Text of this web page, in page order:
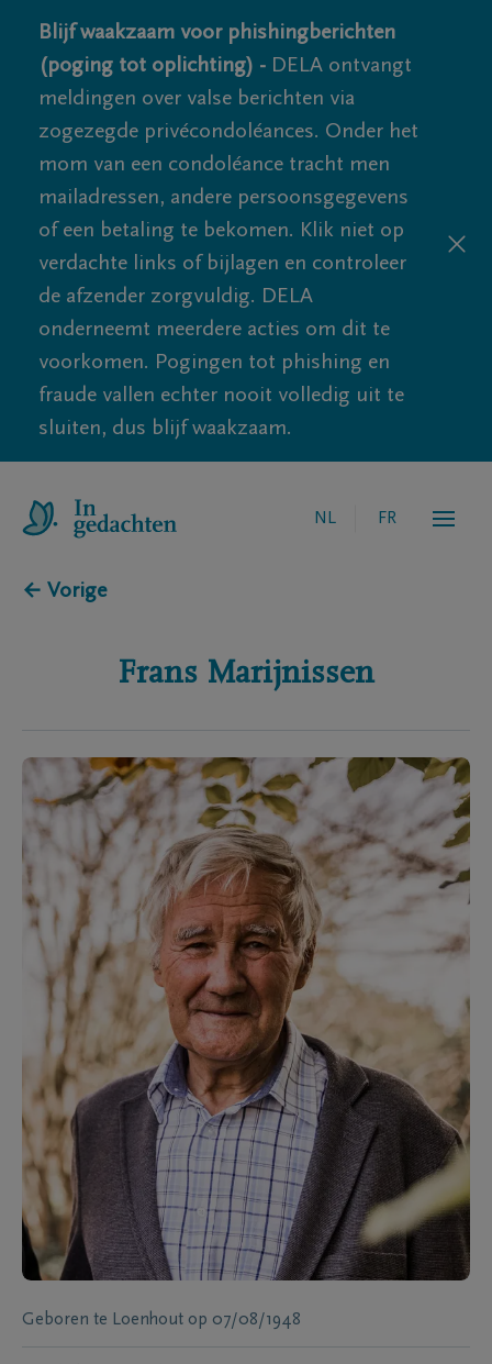
Blijf waakzaam voor phishingberichten
(poging tot oplichting) - DELA ontvangt
meldingen over valse berichten via
zogezegde privécondoléances. Onder het
mom van een condoléance tracht men
mailadressen, andere persoonsgegevens
of een betaling te bekomen. Klik niet op
verdachte links of bijlagen en controleer
de afzender zorgvuldig. DELA
onderneemt meerdere acties om dit te
voorkomen. Pogingen tot phishing en
fraude vallen echter nooit volledig uit te
sluiten, dus blijf waakzaam.
NL FR
← Vorige
Frans Marijnissen
Geboren te Loenhout op 07/08/1948